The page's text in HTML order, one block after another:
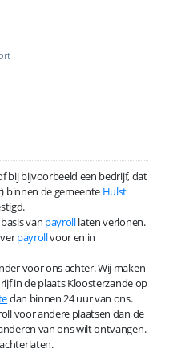
bij bijvoorbeeld een bedrijf, dat
binnen de gemeente Hulst
van payrolllaten verlonen.
payrollvoor en in
voor ons achter. Wij maken
in de plaats Kloosterzande op
dan binnen 24 uur van ons.
voor andere plaatsen dan de
van ons wilt ontvangen.